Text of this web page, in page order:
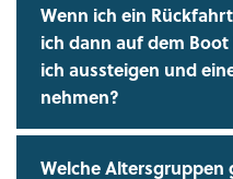
Wenn ich ein
ich dann auf dem
ich aussteigen und
nehmen?
Welche Altersgruppen